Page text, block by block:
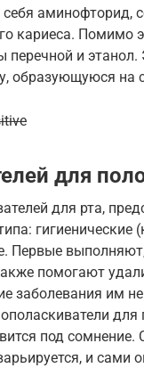
себя аминофторид,
Помимо
перечной и
образующуюся на
для
для рта,
Первые
помогают
заболевания им
для
под сомнение.
и сами